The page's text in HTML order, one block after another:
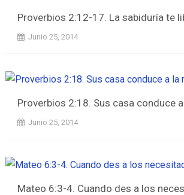
Proverbios 2:12-17. La sabiduría te
Junio 25, 2014
Proverbios 2:18. Sus casa conduce
Junio 25, 2014
Mateo 6:3-4. Cuando des a los